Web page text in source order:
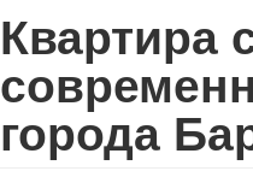
Квартира
города